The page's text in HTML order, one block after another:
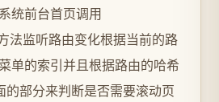
统前台首页调用
法监听路由变化根据当前的路
单的索引并且根据路由的哈希
的部分来判断是否需要滚动页